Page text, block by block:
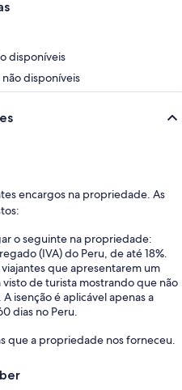
disponíveis
não disponíveis
encargos na propriedade. As
o seguinte na propriedade:
(IVA) do Peru, de até 18%.
viajantes que apresentarem um
de turista mostrando que não
isenção é aplicável apenas a
dias no Peru.
que a propriedade nos forneceu.